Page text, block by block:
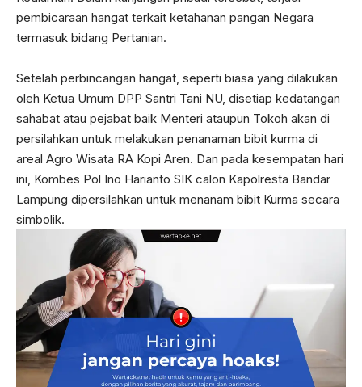
pembicaraan hangat terkait ketahanan pangan Negara
termasuk bidang Pertanian.
Setelah perbincangan hangat, seperti biasa yang dilakukan
oleh Ketua Umum DPP Santri Tani NU, disetiap kedatangan
sahabat atau pejabat baik Menteri ataupun Tokoh akan di
persilahkan untuk melakukan penanaman bibit kurma di
areal Agro Wisata RA Kopi Aren. Dan pada kesempatan hari
ini, Kombes Pol Ino Harianto SIK calon Kapolresta Bandar
Lampung dipersilahkan untuk menanam bibit Kurma secara
simbolik.